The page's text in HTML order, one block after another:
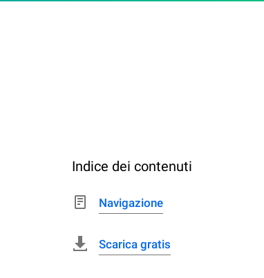
Indice dei contenuti
Navigazione
Scarica gratis